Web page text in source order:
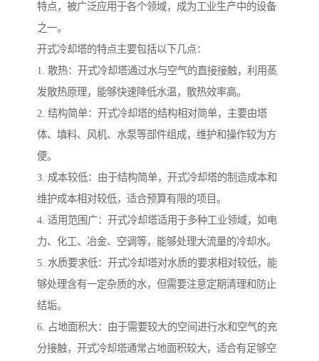
特点，被广泛应用于各个领域，成为工业生产中的设备
之一。
开式冷却塔的特点主要包括以下几点：
1. 散热：开式冷却塔通过水与空气的直接接触，利用蒸
发散热原理，能够快速降低水温，散热效率高。
2. 结构简单：开式冷却塔的结构相对简单，主要由塔
体、填料、风机、水泵等部件组成，维护和操作较为方
便。
3. 成本较低：由于结构简单，开式冷却塔的制造成本和
维护成本相对较低，适合预算有限的项目。
4. 适用范围广：开式冷却塔适用于多种工业领域，如电
力、化工、冶金、空调等，能够处理大流量的冷却水。
5. 水质要求低：开式冷却塔对水质的要求相对较低，能
够处理含有一定杂质的水，但需要注意定期清理和防止
结垢。
6. 占地面积大：由于需要较大的空间进行水和空气的充
分接触，开式冷却塔通常占地面积较大，适合有足够空